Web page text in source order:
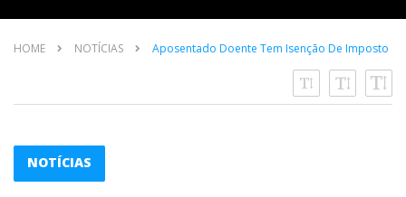
HOME NOTÍCIAS Aposentado Doente Tem Isenção De Imposto
NOTÍCIAS